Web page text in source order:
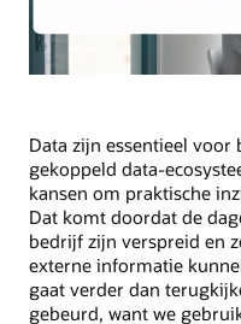
Data zijn essentieel
gekoppeld data-
kansen om praktische
Dat komt doordat de
bedrijf zijn verspreid en
externe informatie
gaat verder dan
gebeurd, want we